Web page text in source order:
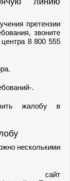
претензии
звоните
8 800 555
.
жалобу в
несколькими
сайт